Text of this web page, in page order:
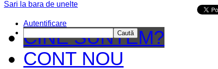
CINE SUNTEM?
CONT NOU
Sari la bara de unelte
Autentificare
Caută